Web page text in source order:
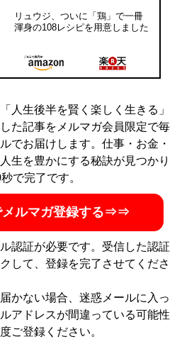
リュウジ、ついに「鶏」で一冊
渾身の108レシピを用意しました
人生後半を賢く楽しく生きる」
た記事をメルマガ会員限定で毎
でお届けします。仕事・お金・
生を豊かにする秘訣が見つかり
で完了です。
メルマガ登録する⇒⇒
認証が必要です。受信した認証
して、登録を完了させてくださ
かない場合、迷惑メールに入っ
アドレスが間違っている可能性
ご登録ください。